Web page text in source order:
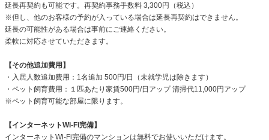
延長再契約も可能です。再契約事務手数料 3,300円（税込）
※但し、他のお客様の予約が入っている場合は延長再契約はできません。
延長の可能性がある場合は事前にご連絡ください。
柔軟に対応させていただきます。
【その他追加費用】
・入居人数追加費用：1名追加 500円/日（未就学児は除きます）
・ペット飼育費用：１匹あたり家賃500円/日アップ 清掃代11,000円アップ
※ペット飼育可能な部屋に限ります。
【インターネットWi-Fi完備】
インターネットWi-Fi完備のマンションは無料でお使いいただけます。